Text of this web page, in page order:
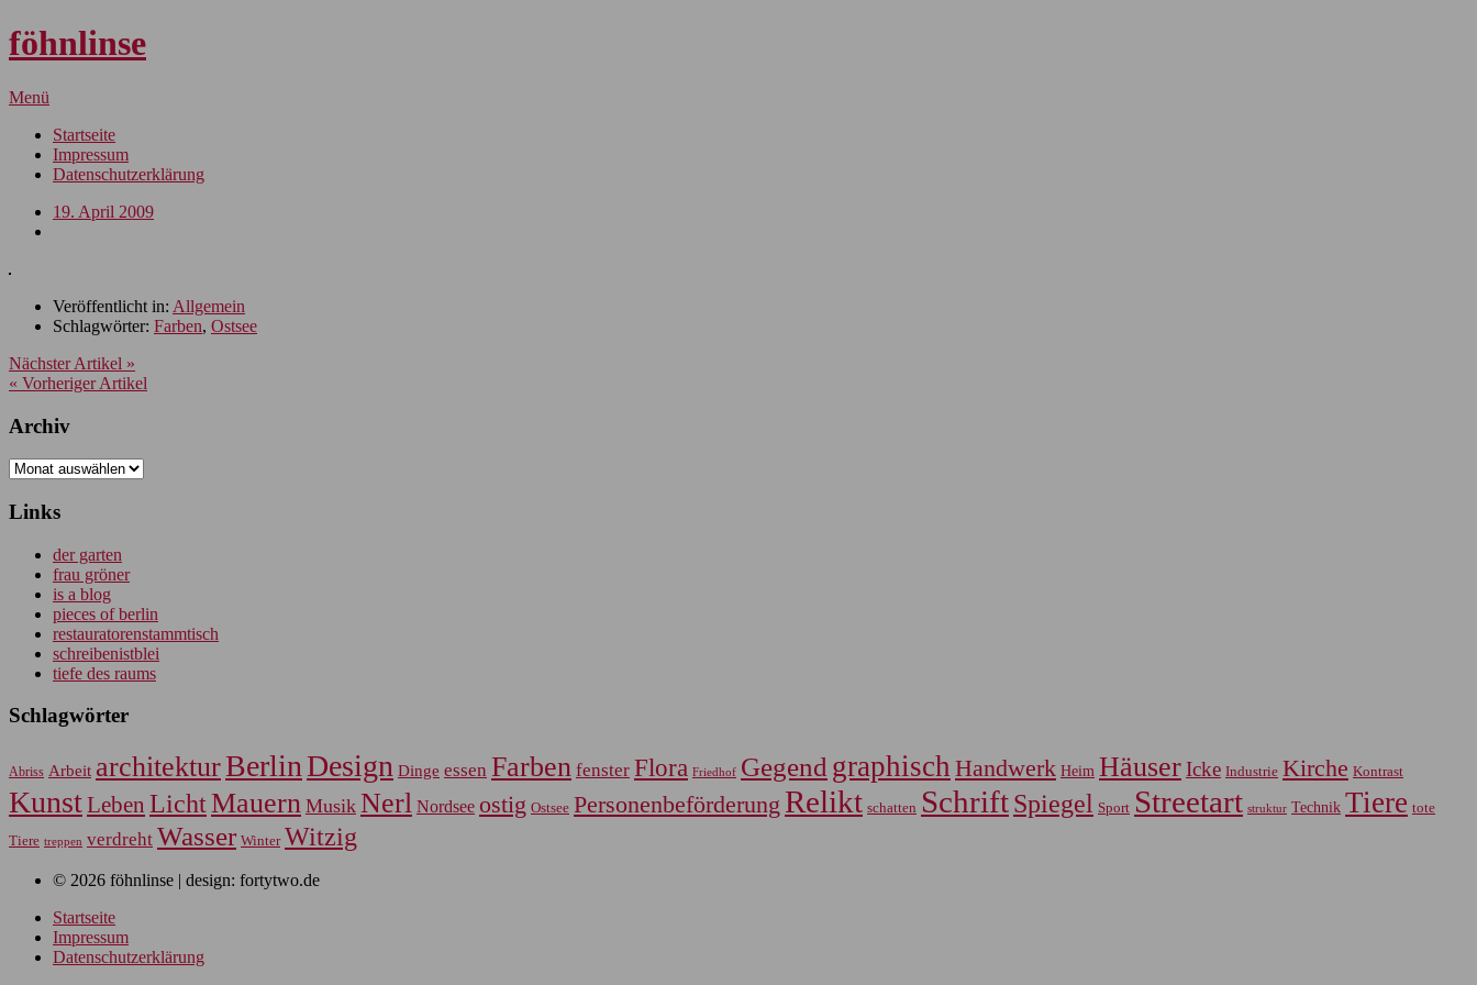
föhnlinse
Menü
Startseite
Impressum
Datenschutzerklärung
19. April 2009
Veröffentlicht in: Allgemein
Schlagwörter: Farben, Ostsee
Nächster Artikel »
« Vorheriger Artikel
Archiv
Archiv
Links
der garten
frau gröner
is a blog
pieces of berlin
restauratorenstammtisch
schreibenistblei
tiefe des raums
Schlagwörter
Abriss Arbeit architekturBerlin Design Dinge essen Farben fenster Flora Friedhof Gegend graphisch Handwerk Heim HäuserIcke Industrie Kirche Kontrast
KunstLeben LichtMauern Musik Nerl Nordsee ostig Ostsee Personenbeförderung Relikt schatten SchriftSpiegel Sport Streetart struktur Technik Tiere tote
Tiere treppen verdreht Wasser Winter Witzig
© 2026 föhnlinse | design: fortytwo.de
Startseite
Impressum
Datenschutzerklärung